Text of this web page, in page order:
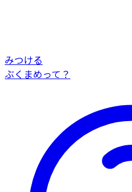
みつける
ぶくまめって？